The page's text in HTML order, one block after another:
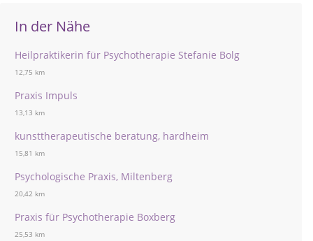
In der Nähe
Heilpraktikerin für Psychotherapie Stefanie Bolg
12,75 km
Praxis Impuls
13,13 km
kunsttherapeutische beratung, hardheim
15,81 km
Psychologische Praxis, Miltenberg
20,42 km
Praxis für Psychotherapie Boxberg
25,53 km